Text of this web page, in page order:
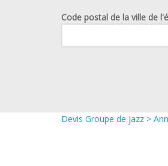
Code postal de la ville de
Devis Groupe de jazz >